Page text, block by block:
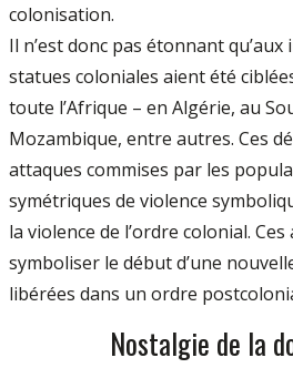
colonisation.
Il n’est donc pas étonnant qu’aux
statues coloniales aient été
toute l’Afrique – en Algérie, au
Mozambique, entre autres. Ces
attaques commises par les
symétriques de violence
la violence de l’ordre colonial.
symboliser le début d’une
libérées dans un ordre
Nostalgie de la